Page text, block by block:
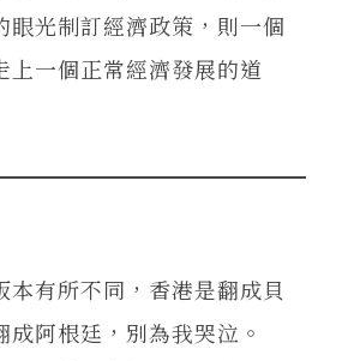
眼光制訂經濟政策，則一個
上一個正常經濟發展的道
本有所不同，香港是翻成貝
成阿根廷，別為我哭泣。